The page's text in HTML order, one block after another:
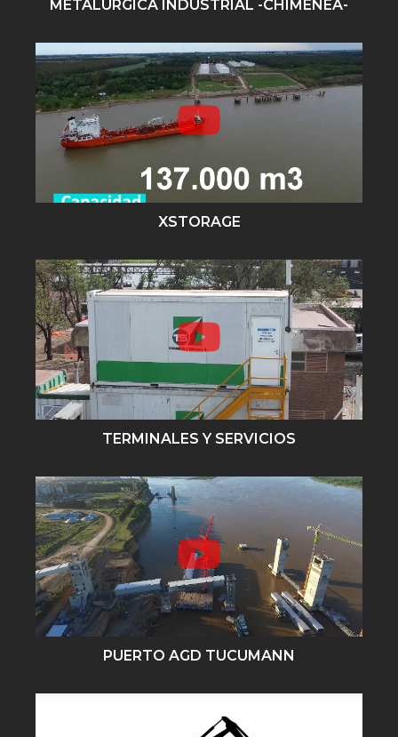
METALURGICA INDUSTRIAL -CHIMENEA-
XSTORAGE
TERMINALES Y SERVICIOS
PUERTO AGD TUCUMANN